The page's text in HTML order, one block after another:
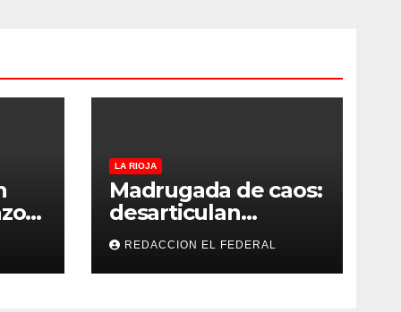
LA RIOJA
Madrugada de caos:
desarticulan
múltiples “rodadas”
y detienen a
motociclistas
REDACCION EL FEDERAL